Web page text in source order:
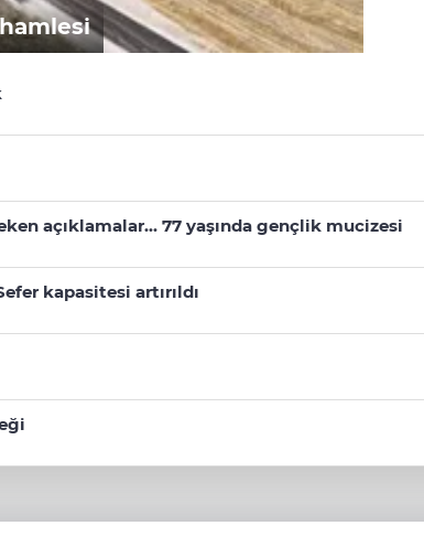
açıklamalar... 77 yaşında gençlik mucizesi
kapasitesi artırıldı